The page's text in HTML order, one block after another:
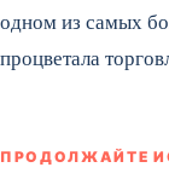
одном из самых
процветала
ПРОДОЛЖАЙТЕ